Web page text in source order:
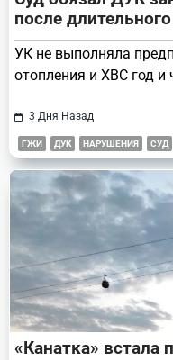
после
УК не выполняла
отопления и ХВС год и
3 Дня Назад
ГЖИ ДУК НАРУШЕНИЯ СУД
«Канатка» встала